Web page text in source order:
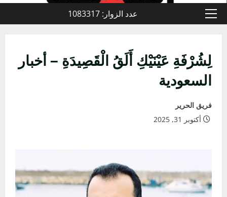
القائمة
عدد الزوار: 1083317
لِشُرْفَةِ عَيْنَيْكِ أَلَقُ الْقَصِيدَةِ – أخبار
السعودية
فريق الحرير
أكتوبر 31, 2025